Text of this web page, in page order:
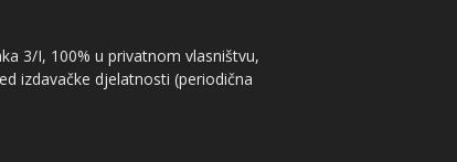
3/I, 100% u privatnom vlasništvu,
izdavačke djelatnosti (periodična